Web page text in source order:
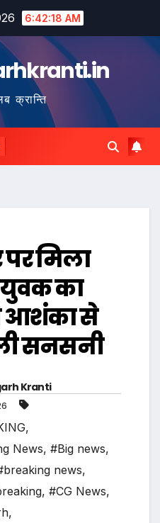
6:42:19 AM
क्रान्ति
पर मिला
का
आशंका से
सनसनी
Kranti
,
News, #Big news,
news,
, #CG News,
,